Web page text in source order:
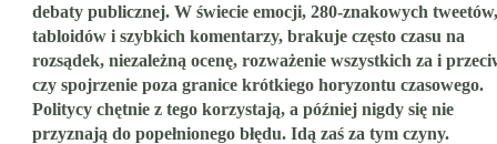
debaty publicznej. W świecie emocji, 280-znakowych tweetów,
tabloidów i szybkich komentarzy, brakuje często czasu na
rozsądek, niezależną ocenę, rozważenie wszystkich za i
czy spojrzenie poza granice krótkiego horyzontu czasowego.
Politycy chętnie z tego korzystają, a później nigdy się nie
przyznają do popełnionego błędu. Idą zaś za tym czyny.